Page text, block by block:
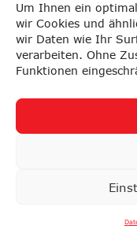
Um Ihnen ein
wir Cookies und
wir Daten wie Ihr
verarbeiten. Ohne
Funktionen
Impressum